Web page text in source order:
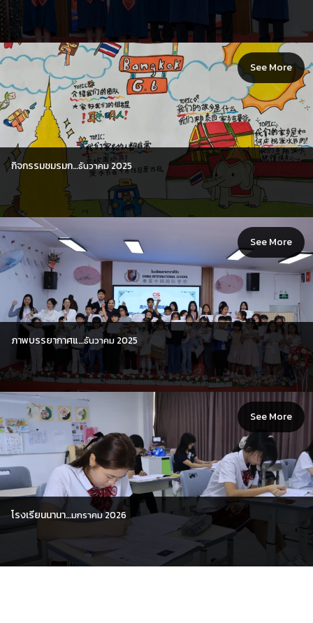
กิจกรรมชมรมก…ธันวาคม 2025
See More
ภาพบรรยากาศแ…ธันวาคม 2025
See More
โรงเรียนนานา…มกราคม 2026
See More